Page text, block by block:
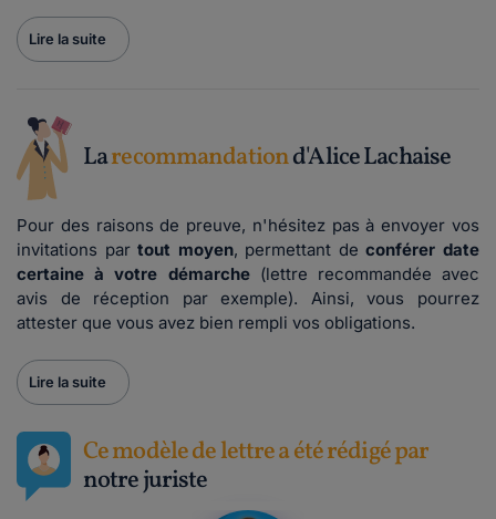
Lire la suite
Larecommandationd'Alice Lachaise
Pour des raisons de preuve, n'hésitez pas à envoyer vos
invitations partout moyen, permettant deconférer date
certaine à votre démarche(lettre recommandée avec
avis de réception par exemple). Ainsi, vous pourrez
attester que vous avez bien rempli vos obligations.
Lire la suite
Ce modèle de lettre a été rédigé par
notre juriste